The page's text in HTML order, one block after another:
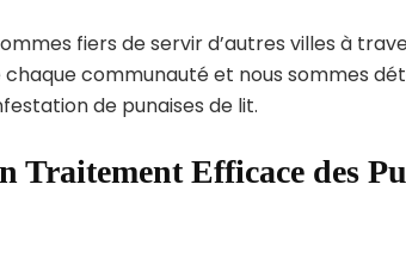
fiers de servir d’autres villes à
chaque communauté et nous sommes
de punaises de lit.
Traitement Efficace des